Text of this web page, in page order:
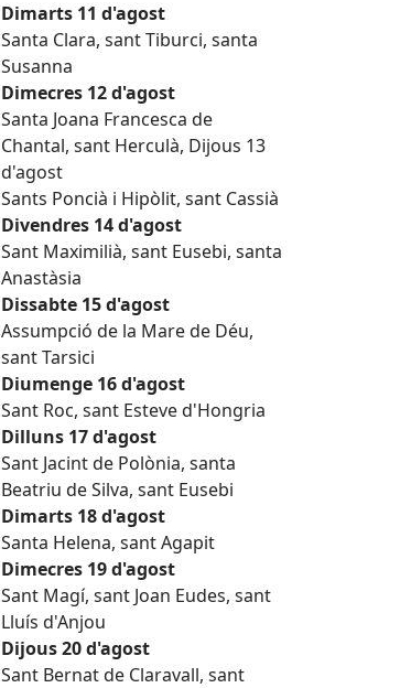
Dimarts 11 d'agost
Santa Clara, sant Tiburci, santa
Susanna
Dimecres 12 d'agost
Santa Joana Francesca de
Chantal, sant Herculà, Dijous 13
d'agost
Sants Poncià i Hipòlit, sant Cassià
Divendres 14 d'agost
Sant Maximilià, sant Eusebi, santa
Anastàsia
Dissabte 15 d'agost
Assumpció de la Mare de Déu,
sant Tarsici
Diumenge 16 d'agost
Sant Roc, sant Esteve d'Hongria
Dilluns 17 d'agost
Sant Jacint de Polònia, santa
Beatriu de Silva, sant Eusebi
Dimarts 18 d'agost
Santa Helena, sant Agapit
Dimecres 19 d'agost
Sant Magí, sant Joan Eudes, sant
Lluís d'Anjou
Dijous 20 d'agost
Sant Bernat de Claravall, sant